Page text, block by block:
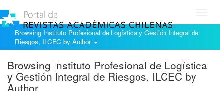
Browsing Instituto Profesional de Logística y Gestión Integral de
Riesgos, ILCEC by Author
Browsing Instituto Profesional de Logística
y Gestión Integral de Riesgos, ILCEC by
Author